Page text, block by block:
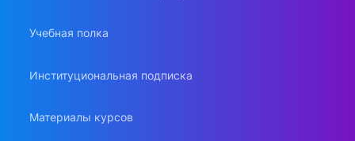
Учебная полка
Институциональная подписка
Материалы курсов